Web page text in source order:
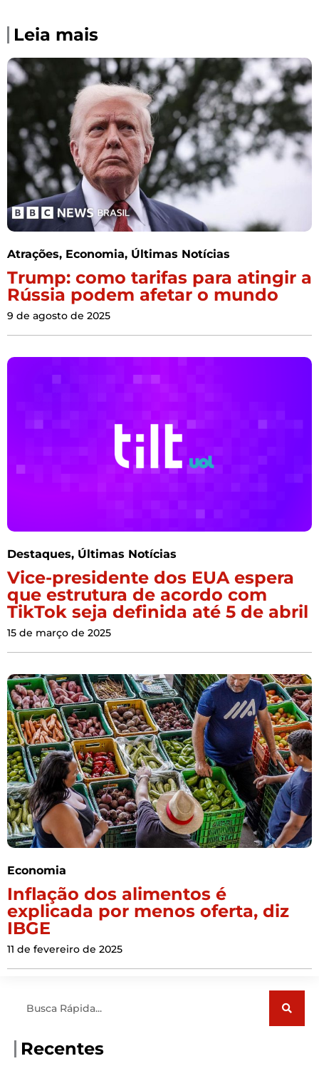
Leia mais
Atrações, Economia, Últimas Notícias
Trump: como tarifas para atingir a
Rússia podem afetar o mundo
9 de agosto de 2025
Destaques, Últimas Notícias
Vice-presidente dos EUA espera
que estrutura de acordo com
TikTok seja definida até 5 de abril
15 de março de 2025
Economia
Inflação dos alimentos é
explicada por menos oferta, diz
IBGE
11 de fevereiro de 2025
Recentes